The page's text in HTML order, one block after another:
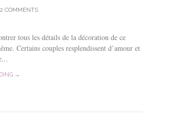
2 COMMENTS
tous les détails de la décoration de ce
Certains couples resplendissent d’amour et
→